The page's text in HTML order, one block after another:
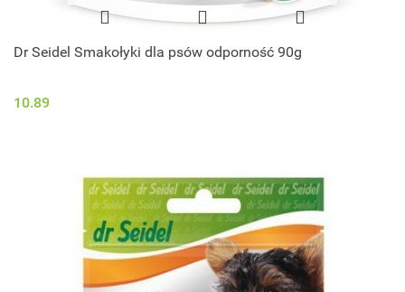
Dr Seidel Smakołyki dla psów odporność 90g
10.89